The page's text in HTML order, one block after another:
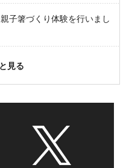
子箸づくり体験を行いまし
見る